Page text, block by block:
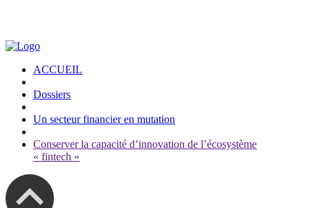
ACCUEIL
Dossiers
Un secteur financier en mutation
Conserver la capacité d’innovation de l’écosystème
« fintech »